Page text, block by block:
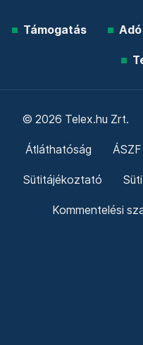
Támogatás
© 2026 Telex.hu Zrt.
Átláthatóság ÁSZF
Sütitájékoztató
Kommentelési